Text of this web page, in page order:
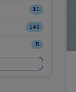
11
140
5